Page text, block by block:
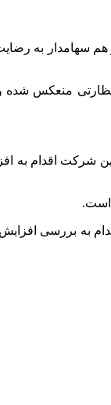
سهامدار به
منعکس شده
شرکت اقدام به
است.
به بررسی